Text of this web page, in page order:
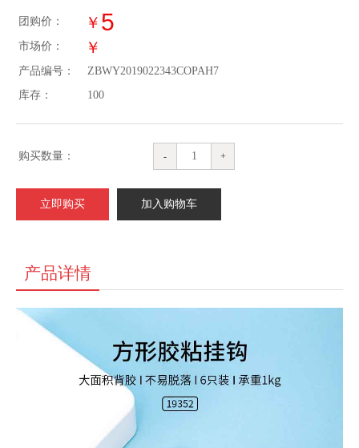
团购价： ￥ 5
市场价： ￥
产品编号：
ZBWY2019022343COPAH7
库存：
100
购买数量： - +
立即购买 加入购物车
产品详情